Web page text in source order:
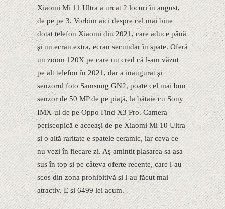
Xiaomi Mi 11 Ultra a urcat 2 locuri în august,
de pe pe 3. Vorbim aici despre cel mai bine
dotat telefon Xiaomi din 2021, care aduce până
şi un ecran extra, ecran secundar în spate. Oferă
un zoom 120X pe care nu cred că l-am văzut
pe alt telefon în 2021, dar a inaugurat şi
senzorul foto Samsung GN2, poate cel mai bun
senzor de 50 MP de pe piaţă, la bătaie cu Sony
IMX-ul de pe Oppo Find X3 Pro. Camera
periscopică e aceeaşi de pe Xiaomi Mi 10 Ultra
şi o altă raritate e spatele ceramic, iar ceva ce
nu vezi în fiecare zi. Aş amintit plasarea sa aşa
sus în top şi pe câteva oferte recente, care l-au
scos din zona prohibitivă şi l-au făcut mai
atractiv. E şi 6499 lei acum.